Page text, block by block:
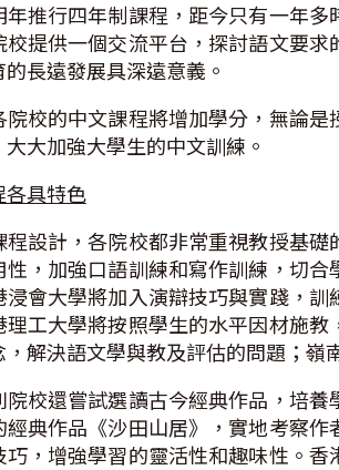
年推行四年制課程，距今只有一年
提供一個交流平台，探討語文要
長遠發展具深遠意義。
院校的中文課程將增加學分，無論
大加強大學生的中文訓練。
各具特色
程設計，各院校都非常重視教授基
性，加強口語訓練和寫作訓練，切
浸會大學將加入演辯技巧與實踐，
理工大學將按照學生的水平因材施
解決語文學與教及評估的問題；嶺
院校還嘗試選讀古今經典作品，培
經典作品《沙田山居》，實地考察
巧，增強學習的靈活性和趣味性。